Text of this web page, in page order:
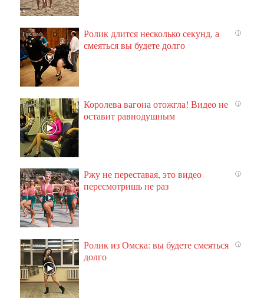
i
Ролик длится несколько секунд, а
смеяться вы будете долго
i
Королева вагона отожгла! Видео не
оставит равнодушным
i
Ржу не переставая, это видео
пересмотришь не раз
i
Ролик из Омска: вы будете смеяться
долго